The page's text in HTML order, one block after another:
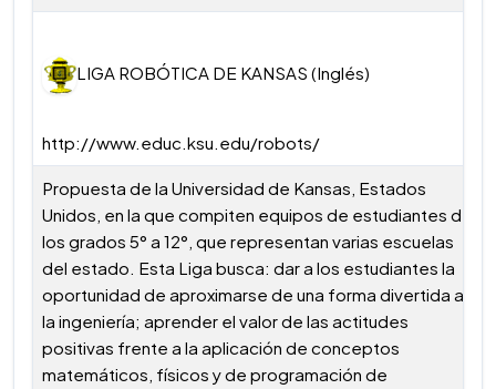
LIGA ROBÓTICA DE KANSAS (Inglés)
http://www.educ.ksu.edu/robots/
Propuesta de la Universidad de Kansas, Estados
Unidos, en la que compiten equipos de estudiantes de
los grados 5° a 12°, que representan varias escuelas
del estado. Esta Liga busca: dar a los estudiantes la
oportunidad de aproximarse de una forma divertida a
la ingeniería; aprender el valor de las actitudes
positivas frente a la aplicación de conceptos
matemáticos, físicos y de programación de